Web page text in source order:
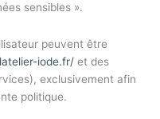
sensibles ».
peuvent être
iode.fr/ et des
exclusivement afin
politique.